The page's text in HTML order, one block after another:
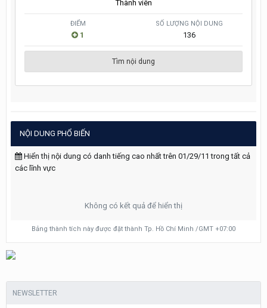
Thành viên
ĐIỂM
1
SỐ LƯỢNG NỘI DUNG
136
Tìm nội dung
NỘI DUNG PHỔ BIẾN
Hiển thị nội dung có danh tiếng cao nhất trên 01/29/11 trong tất cả
các lĩnh vực
Không có kết quả để hiển thị
Bảng thành tích này được đặt thành Tp. Hồ Chí Minh /GMT +07:00
NEWSLETTER